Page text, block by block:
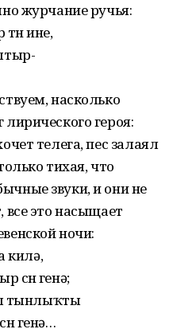
журчание ручья:
ине,
насколько
героя:
телега, пес залаял
тихая, что
звуки, и они не
это насыщает
ночи:
килә,
генә;
тынлыҡты
генә…